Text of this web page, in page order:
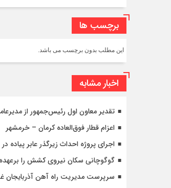
برچسب ها
این مطلب بدون برچسب می باشد.
اخبار مشابه
تقدیر معاون اول رئیس‌جمهور از
اعزام قطار فوق‌العاده کرمان – خرمشهر
اجرای پروژه احداث زیرگذر عابر پیاده
گوگوچانی سکان نیروی کشش را
سرپرست مدیریت راه آهن